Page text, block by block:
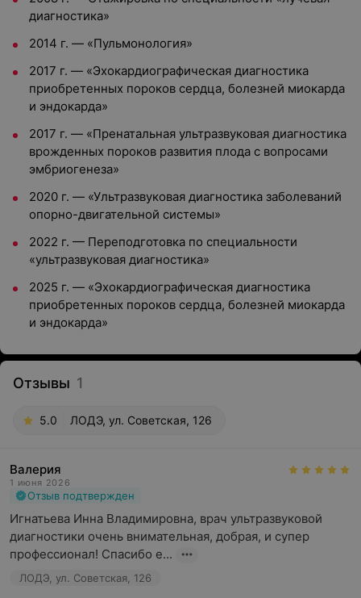
диагностика»
2014 г. — «Пульмонология»
2017 г. — «Эхокардиографическая диагностика
приобретенных пороков сердца, болезней миокарда
и эндокарда»
2017 г. — «Пренатальная ультразвуковая диагностика
врожденных пороков развития плода с вопросами
эмбриогенеза»
2020 г. — «Ультразвуковая диагностика заболеваний
опорно-двигательной системы»
2022 г. — Переподготовка по специальности
«ультразвуковая диагностика»
2025 г. — «Эхокардиографическая диагностика
приобретенных пороков сердца, болезней миокарда
и эндокарда»
Отзывы 1
5.0 ЛОДЭ, ул. Советская, 126
Валерия
1 июня 2026
Отзыв подтвержден
Игнатьева Инна Владимировна, врач ультразвуковой
диагностики очень внимательная, добрая, и супер
профессионал! Спасибо е...
ЛОДЭ, ул. Советская, 126